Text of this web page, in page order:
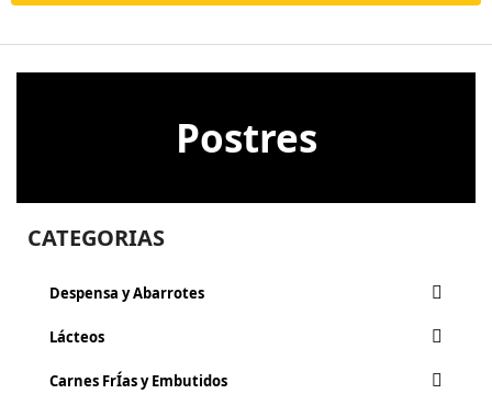
Postres
CATEGORIAS
Despensa y Abarrotes
Lácteos
Carnes FrÍ­as y Embutidos